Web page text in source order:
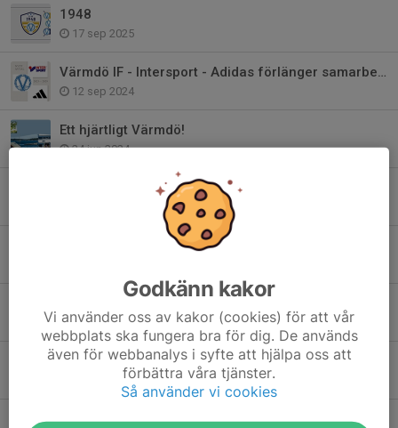
1948
17 sep 2025
Värmdö IF - Intersport - Adidas förlänger samarbetet!
12 sep 2024
Ett hjärtligt Värmdö!
24 jun 2024
Bli medlem i Club 1948 - Värmdö IF:s Vänner
Värdegrundsambassadör - Värmdös viktigaste
27 dec 2023
Värmdö IF har sorg
17 apr 2023
Värmdö IF-familjen har sorg
Godkänn kakor
Vi använder oss av kakor (cookies) för att vår
webbplats ska fungera bra för dig. De används
även för webbanalys i syfte att hjälpa oss att
förbättra våra tjänster.
Så använder vi cookies